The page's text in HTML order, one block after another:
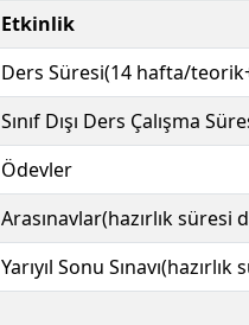
Etkinlik
Ders Süresi(14 hafta/
Sınıf Dışı Ders Çalışma
Ödevler
Arasınavlar(hazırlık süresi
Yarıyıl Sonu